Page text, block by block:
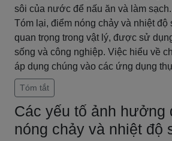
sôi của nước để nấu ăn và làm sạch.
Tóm lại, điểm nóng chảy và nhiệt độ
quan trọng trong vật lý, được sử
sống và công nghiệp. Việc hiểu về
áp dụng chúng vào các ứng dụng
Tóm tắt
Các yếu tố ảnh hưởng
nóng chảy và nhiệt độ